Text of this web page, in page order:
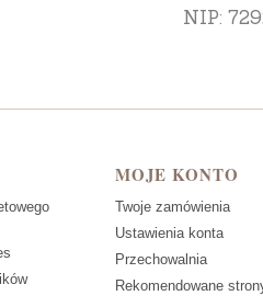
NIP:
MOJE KONTO
Twoje zamówienia
Ustawienia konta
Przechowalnia
Rekomendowane